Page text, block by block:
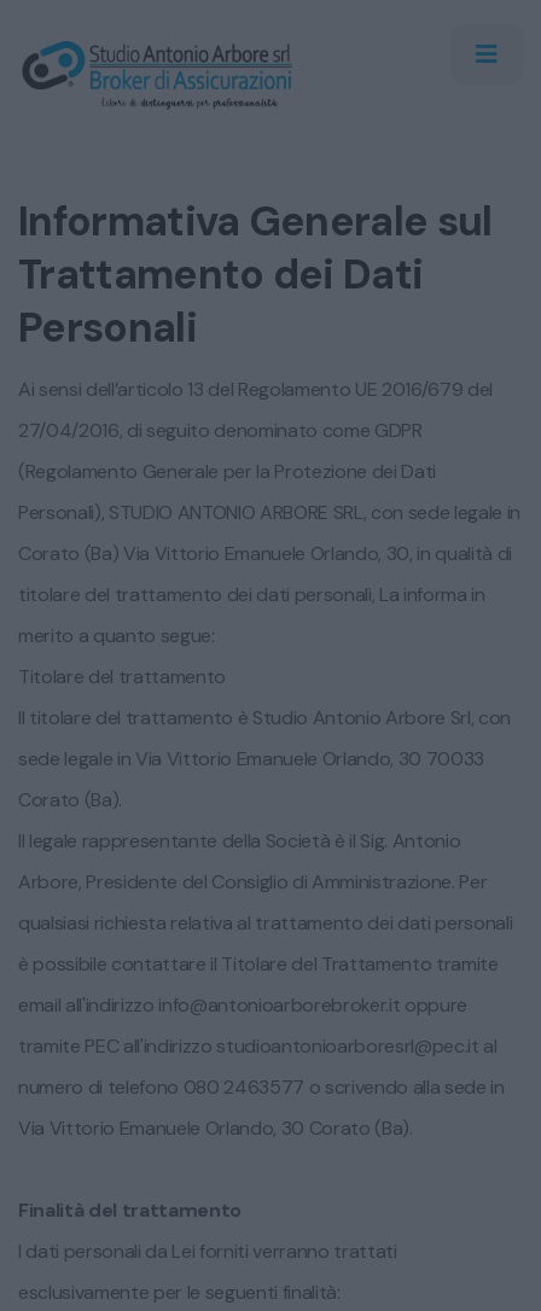
Informativa Generale sul
Trattamento dei Dati
Personali
Ai sensi dell’articolo 13 del Regolamento UE 2016/679 del
27/04/2016, di seguito denominato come GDPR
(Regolamento Generale per la Protezione dei Dati
Personali), STUDIO ANTONIO ARBORE SRL, con sede legale in
Corato (Ba) Via Vittorio Emanuele Orlando, 30, in qualità di
titolare del trattamento dei dati personali, La informa in
merito a quanto segue:
Titolare del trattamento
Il titolare del trattamento è Studio Antonio Arbore Srl, con
sede legale in Via Vittorio Emanuele Orlando, 30 70033
Corato (Ba).
Il legale rappresentante della Società è il Sig. Antonio
Arbore, Presidente del Consiglio di Amministrazione. Per
qualsiasi richiesta relativa al trattamento dei dati personali
è possibile contattare il Titolare del Trattamento tramite
email all'indirizzo info@antonioarborebroker.it oppure
tramite PEC all'indirizzo studioantonioarboresrl@pec.it al
numero di telefono 080 2463577 o scrivendo alla sede in
Via Vittorio Emanuele Orlando, 30 Corato (Ba).
Finalità del trattamento
I dati personali da Lei forniti verranno trattati
esclusivamente per le seguenti finalità: